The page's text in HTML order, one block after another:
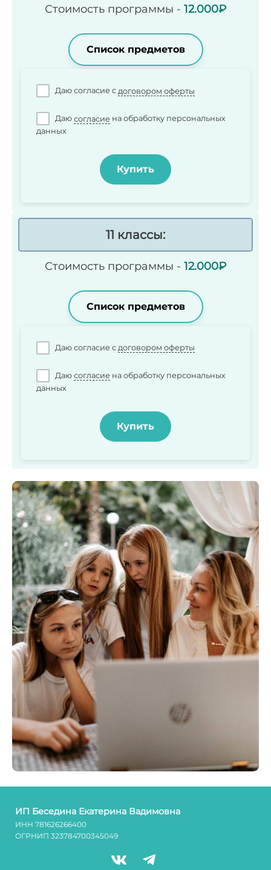
Стоимость программы - 12.000₽
Список предметов
Даю согласие c договором оферты
Даю согласиена обработку персональных
данных
Купить
11 классы:
Стоимость программы - 12.000₽
Список предметов
Даю согласие c договором оферты
Даю согласиена обработку персональных
данных
Купить
ИП Беседина Екатерина Вадимовна
ИНН 781626266400
ОГРНИП 323784700345049